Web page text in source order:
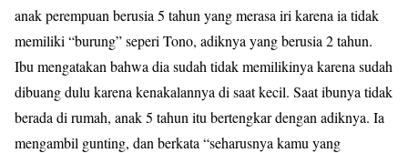
anak perempuan berusia 5 tahun yang merasa iri karena ia tidak
memiliki “burung” seperi Tono, adiknya yang berusia 2 tahun.
Ibu mengatakan bahwa dia sudah tidak memilikinya karena sudah
dibuang dulu karena kenakalannya di saat kecil. Saat ibunya tidak
berada di rumah, anak 5 tahun itu bertengkar dengan adiknya. Ia
mengambil gunting, dan berkata “seharusnya kamu yang